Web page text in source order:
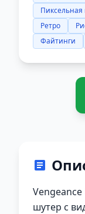
Пиксельная
Ретро
Файтинги
шутер с